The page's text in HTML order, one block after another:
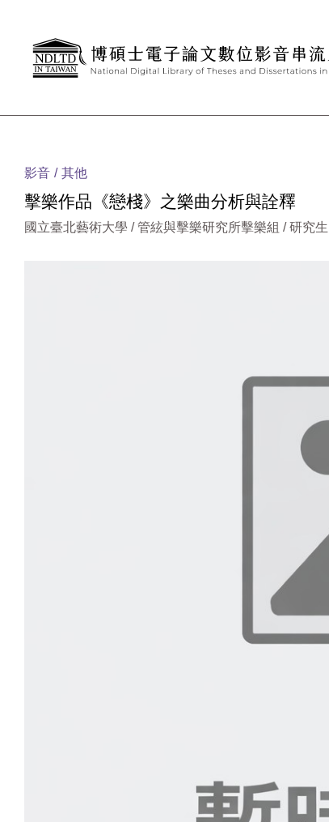
影音 其他
擊樂作品《戀棧》之樂曲分析與詮釋
國立臺北藝術大學 / 管絃與擊樂研究所擊樂組 / 研究